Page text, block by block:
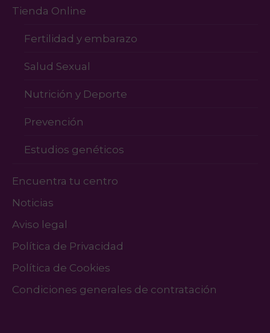
Tienda Online
Fertilidad y embarazo
Salud Sexual
Nutrición y Deporte
Prevención
Estudios genéticos
Encuentra tu centro
Noticias
Aviso legal
Política de Privacidad
Política de Cookies
Condiciones generales de contratación